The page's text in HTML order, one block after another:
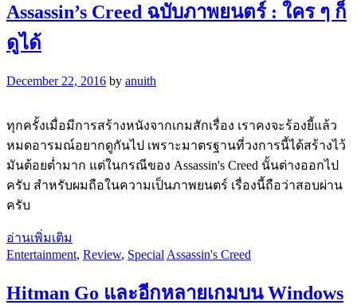
Assassin’s Creed ฉบับภาพยนตร์ : ใคร ๆ ก็
ดูได้
December 22, 2016 by anuith
ทุกครั้งเมื่อมีการสร้างหนังจากเกมสักเรื่อง เราคงจะร้องยี้แล้ว
หมดอารมณ์อยากดูกันไป เพราะมาตรฐานที่วงการนี้ได้สร้างไว้
มันต้อยต่ำมาก แต่ในกรณีของ Assassin's Creed นั้นต่างออกไป
ครับ สำหรับผมถือในความเป็นภาพยนตร์ เรื่องนี้ถือว่าสอบผ่าน
ครับ
อ่านเพิ่มเติม
Entertainment, Review, Special Assassin's Creed
Hitman Go และอีกหลายเกมบน Windows